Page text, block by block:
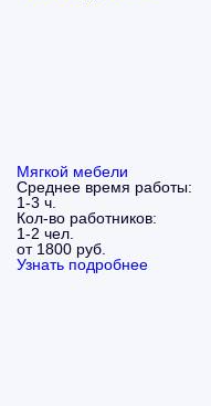
Мягкой мебели
Среднее время работы:
1-3 ч.
Кол-во работников:
1-2 чел.
от 1800 руб.
Узнать подробнее